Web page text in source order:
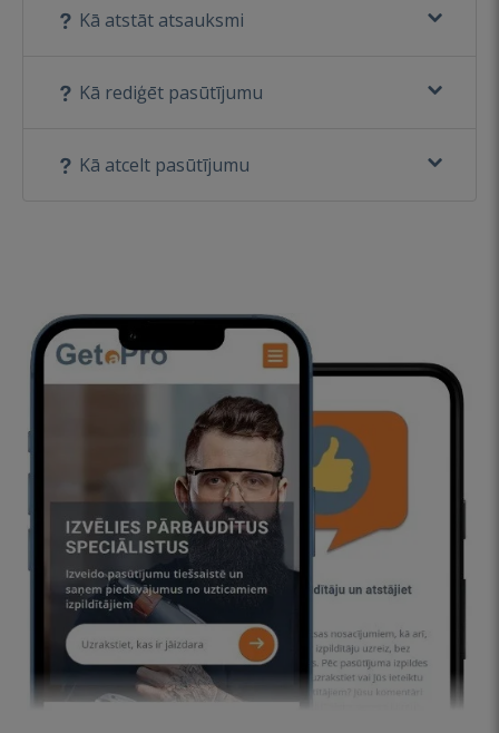
Kā atstāt atsauksmi
Kā rediģēt pasūtījumu
Kā atcelt pasūtījumu